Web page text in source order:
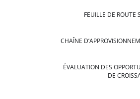
FEUILLE DE ROUTE
CHAÎNE
ÉVALUATION DES
DE